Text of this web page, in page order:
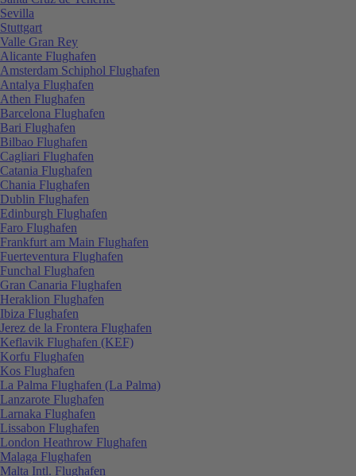
Sevilla
Stuttgart
Valle Gran Rey
Alicante Flughafen
Amsterdam Schiphol Flughafen
Antalya Flughafen
Athen Flughafen
Barcelona Flughafen
Bari Flughafen
Bilbao Flughafen
Cagliari Flughafen
Catania Flughafen
Chania Flughafen
Dublin Flughafen
Edinburgh Flughafen
Faro Flughafen
Frankfurt am Main Flughafen
Fuerteventura Flughafen
Funchal Flughafen
Gran Canaria Flughafen
Heraklion Flughafen
Ibiza Flughafen
Jerez de la Frontera Flughafen
Keflavik Flughafen (KEF)
Korfu Flughafen
Kos Flughafen
La Palma Flughafen (La Palma)
Lanzarote Flughafen
Larnaka Flughafen
Lissabon Flughafen
London Heathrow Flughafen
Malaga Flughafen
Malta Intl. Flughafen